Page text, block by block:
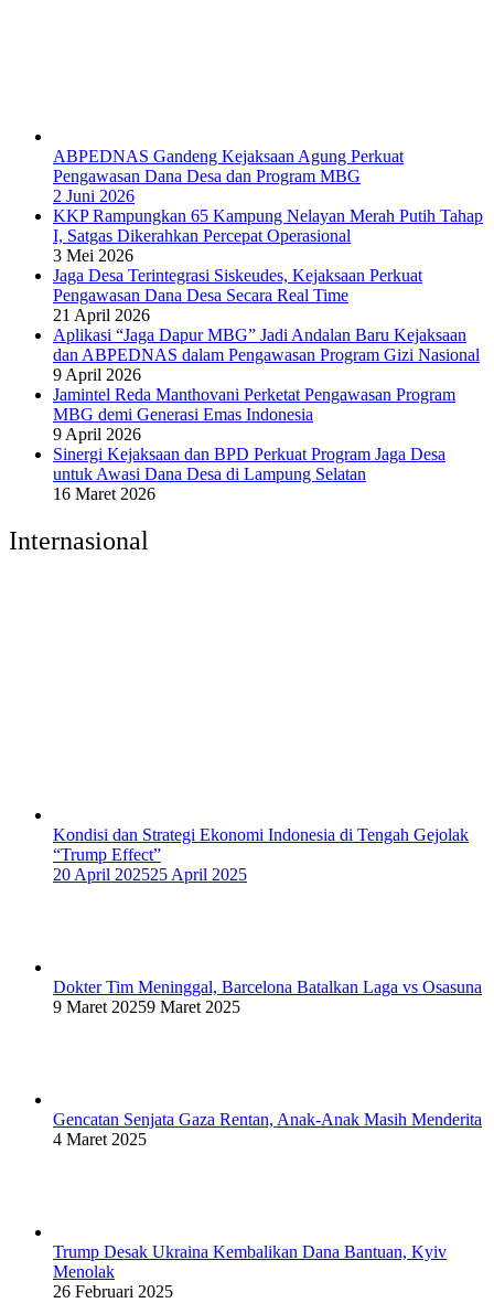
ABPEDNAS Gandeng Kejaksaan Agung Perkuat
Pengawasan Dana Desa dan Program MBG
2 Juni 2026
KKP Rampungkan 65 Kampung Nelayan Merah Putih Tahap
I, Satgas Dikerahkan Percepat Operasional
3 Mei 2026
Jaga Desa Terintegrasi Siskeudes, Kejaksaan Perkuat
Pengawasan Dana Desa Secara Real Time
21 April 2026
Aplikasi “Jaga Dapur MBG” Jadi Andalan Baru Kejaksaan
dan ABPEDNAS dalam Pengawasan Program Gizi Nasional
9 April 2026
Jamintel Reda Manthovani Perketat Pengawasan Program
MBG demi Generasi Emas Indonesia
9 April 2026
Sinergi Kejaksaan dan BPD Perkuat Program Jaga Desa
untuk Awasi Dana Desa di Lampung Selatan
16 Maret 2026
Internasional
Kondisi dan Strategi Ekonomi Indonesia di Tengah Gejolak
“Trump Effect”
20 April 202525 April 2025
Dokter Tim Meninggal, Barcelona Batalkan Laga vs Osasuna
9 Maret 20259 Maret 2025
Gencatan Senjata Gaza Rentan, Anak-Anak Masih Menderita
4 Maret 2025
Trump Desak Ukraina Kembalikan Dana Bantuan, Kyiv
Menolak
26 Februari 2025